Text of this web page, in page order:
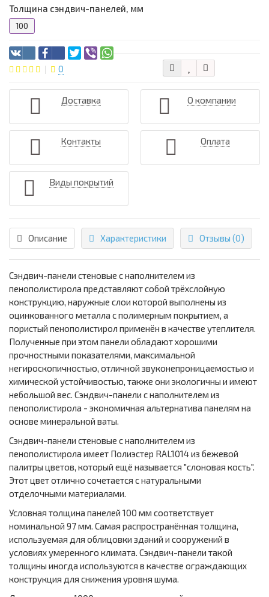
Толщина сэндвич-панелей, мм
100
0
Доставка О компании
Контакты Оплата
Виды покрытий
Описание Характеристики Отзывы (0)
Сэндвич-панели стеновые с наполнителем из
пенополистирола представляют собой трёхслойную
конструкцию, наружные слои которой выполнены из
оцинкованного металла с полимерным покрытием, а
пористый пенополистирол применён в качестве утеплителя.
Полученные при этом панели обладают хорошими
прочностными показателями, максимальной
негироскопичностью, отличной звуконепроницаемостью и
химической устойчивостью, также они экологичны и имеют
небольшой вес. Сэндвич-панели с наполнителем из
пенополистирола - экономичная альтернатива панелям на
основе минеральной ваты.
Сэндвич-панели стеновые с наполнителем из
пенополистирола имеет Полиэстер RAL1014 из бежевой
палитры цветов, который ещё называется "слоновая кость".
Этот цвет отлично сочетается с натуральными
отделочными материалами.
Условная толщина панелей 100 мм соответствует
номинальной 97 мм. Самая распространённая толщина,
используемая для облицовки зданий и сооружений в
условиях умеренного климата. Сэндвич-панели такой
толщины иногда используются в качестве ограждающих
конструкция для снижения уровня шума.